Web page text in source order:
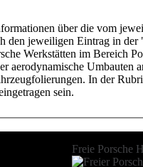
über die vom
den jeweiligen Eintrag in
Werkstätten im Bereich
aerodynamische
In der
sein.
Freie Porsche